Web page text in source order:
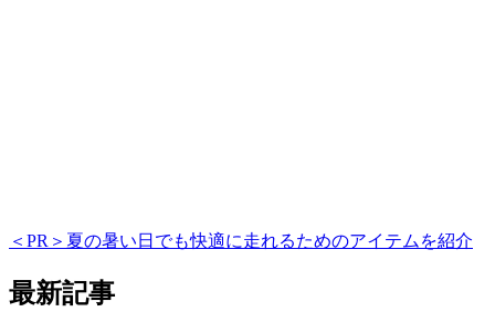
＜PR＞夏の暑い日でも快適に走れるためのアイテムを紹介
最新記事